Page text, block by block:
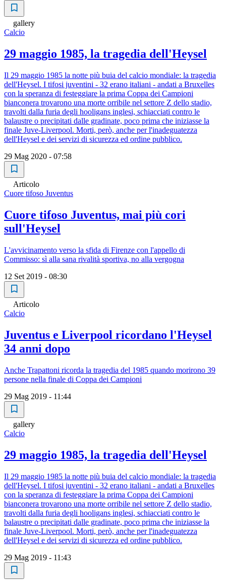
gallery
Calcio
29 maggio 1985, la tragedia dell'Heysel
Il 29 maggio 1985 la notte più buia del calcio mondiale: la tragedia
dell'Heysel. I tifosi juventini - 32 erano italiani - andati a Bruxelles
con la speranza di festeggiare la prima Coppa dei Campioni
bianconera trovarono una morte orribile nel settore Z dello stadio,
travolti dalla furia degli hooligans inglesi, schiacciati contro le
balaustre o precipitati dalle gradinate, poco prima che iniziasse la
finale Juve-Liverpool. Morti, però, anche per l'inadeguatezza
dell'Heysel e dei servizi di sicurezza ed ordine pubblico.
29 Mag 2020 - 07:58
Articolo
Cuore tifoso Juventus
Cuore tifoso Juventus, mai più cori
sull'Heysel
L'avvicinamento verso la sfida di Firenze con l'appello di
Commisso: sì alla sana rivalità sportiva, no alla vergogna
12 Set 2019 - 08:30
Articolo
Calcio
Juventus e Liverpool ricordano l'Heysel
34 anni dopo
Anche Trapattoni ricorda la tragedia del 1985 quando morirono 39
persone nella finale di Coppa dei Campioni
29 Mag 2019 - 11:44
gallery
Calcio
29 maggio 1985, la tragedia dell'Heysel
Il 29 maggio 1985 la notte più buia del calcio mondiale: la tragedia
dell'Heysel. I tifosi juventini - 32 erano italiani - andati a Bruxelles
con la speranza di festeggiare la prima Coppa dei Campioni
bianconera trovarono una morte orribile nel settore Z dello stadio,
travolti dalla furia degli hooligans inglesi, schiacciati contro le
balaustre o precipitati dalle gradinate, poco prima che iniziasse la
finale Juve-Liverpool. Morti, però, anche per l'inadeguatezza
dell'Heysel e dei servizi di sicurezza ed ordine pubblico.
29 Mag 2019 - 11:43